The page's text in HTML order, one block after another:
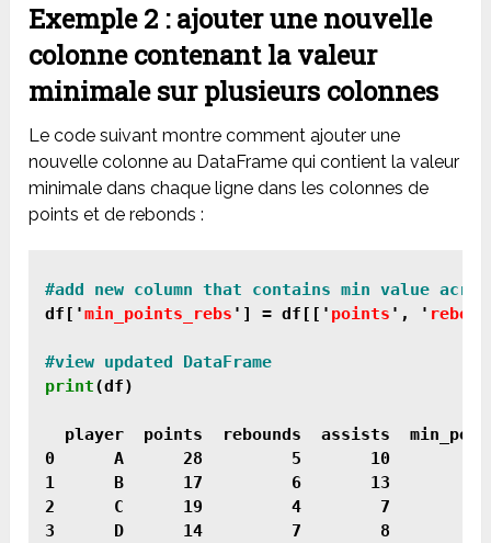
Exemple 2 : ajouter une nouvelle
colonne contenant la valeur
minimale sur plusieurs colonnes
Le code suivant montre comment ajouter une
nouvelle colonne au DataFrame qui contient la valeur
minimale dans chaque ligne dans les colonnes de
points et de rebonds :
df['min_points_rebs '] = df[[' points ', '
print(df)
player  points  rebounds  assists
0      A      28         5       10
1      B      17         6       13
2      C      19         4        7
3      D      14         7        8